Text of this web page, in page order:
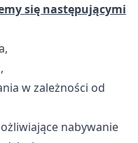
się następującymi
w zależności od
nabywanie